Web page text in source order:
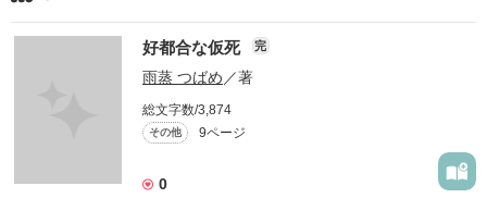
好都合な仮死 完
雨蒸 つばめ ／著
総文字数/3,874
その他 9ページ
0